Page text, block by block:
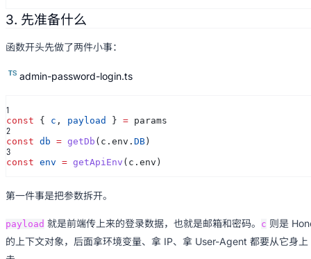
3. 先准备什么
函数开头先做了两件小事：
admin-password-login.ts
1
const { c , payload } = params
2
const db = getDb (c.env. DB )
3
const env = getApiEnv (c.env)
第一件事是把参数拆开。
payload 就是前端传上来的登录数据，也就是邮箱和密码。 c 则是
的上下文对象，后面拿环境变量、拿 IP、拿 User-Agent 都要从它身上